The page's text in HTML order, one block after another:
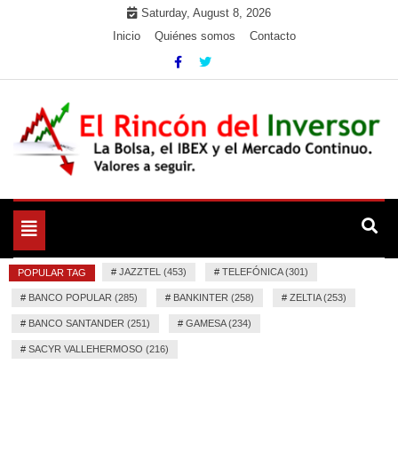
Saturday, August 8, 2026
Inicio
Quiénes somos Contacto
El Rincón del Inversor
Toggle
navigation
POPULAR TAG # JAZZTEL (453) # TELEFÓNICA (301)
# BANCO POPULAR (285) # BANKINTER (258) # ZELTIA (253)
# BANCO SANTANDER (251) # GAMESA (234)
# SACYR VALLEHERMOSO (216)